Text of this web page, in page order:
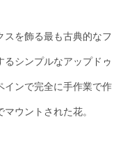
を飾る最も古典的なフ
シンプルなアップドゥ
インで完全に手作業で作
ウントされた花。